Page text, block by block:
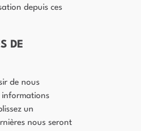
depuis ces
DE
de nous
informations
un
nous seront